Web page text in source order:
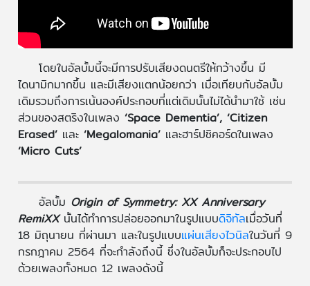
โดยในอัลบั้มนี้จะมีการปรับเสียงดนตรีให้กว้างขึ้น มี
ไดนามิกมากขึ้น และมีเสียงแตกน้อยกว่า เมื่อเทียบกับอัลบั้ม
เดิมรวมถึงการเน้นองค์ประกอบที่แต่เดิมนั้นไม่ได้นำมาใช้ เช่น
ส่วนของสตริงในเพลง ‘Space Dementia’, ‘Citizen
Erased’ และ‘Megalomania’และฮาร์ปซิคอร์ดในเพลง
‘Micro Cuts’
อัลบั้ม Origin of Symmetry: XX Anniversary
RemiXXนั้นได้ทำการปล่อยออกมาในรูปแบบดิจิทัลเมื่อวันที่
18 มิถุนายน ที่ผ่านมา และในรูปแบบแผ่นเสียงไวนิลในวันที่ 9
กรกฎาคม 2564 ที่จะกำลังถึงนี้ ซึ่งในอัลบั้มก็จะประกอบไป
ด้วยเพลงทั้งหมด 12 เพลงดังนี้